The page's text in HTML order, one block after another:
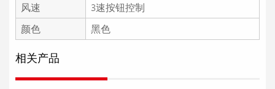
风速
3速按钮控制
颜色
黑色
相关产品